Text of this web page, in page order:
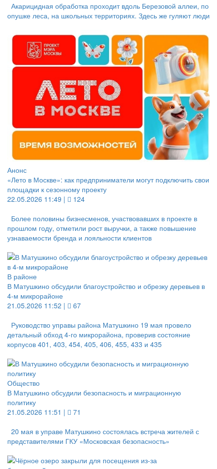
Акарицидная обработка проходит вдоль Березовой аллеи, по
опушке леса, на школьных территориях. Здесь же гуляют люди
Анонс
«Лето в Москве»: как предприниматели могут подключить свои
площадки к сезонному проекту
22.05.2026 11:49 |
124
Более половины бизнесменов, участвовавших в проекте в
прошлом году, отметили рост выручки, а также повышение
узнаваемости бренда и лояльности клиентов
В районе
В Матушкино обсудили благоустройство и обрезку деревьев в
4‑м микрорайоне
21.05.2026 11:52 |
67
Руководство управы района Матушкино 19 мая провело
детальный обход 4‑го микрорайона, проверив состояние
корпусов 401, 403, 454, 405, 406, 455, 433 и 435
Общество
В Матушкино обсудили безопасность и миграционную
политику
21.05.2026 11:51 |
71
20 мая в управе Матушкино состоялась встреча жителей с
представителями ГКУ «Московская безопасность»